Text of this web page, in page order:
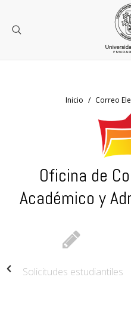
Inicio Correo
Oficina de
Académico y
Solicitudes estudiantiles